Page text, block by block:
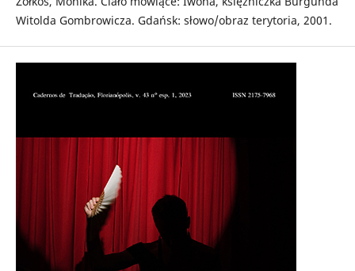
Witolda Gombrowicza. Gdańsk: słowo/obraz terytoria, 2001.